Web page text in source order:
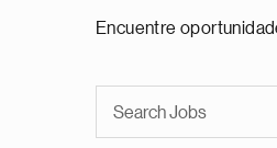
Encuentre